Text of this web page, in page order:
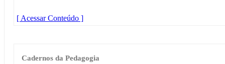
[ Acessar Conteúdo ]
Cadernos da Pedagogia